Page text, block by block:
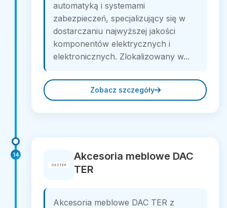
automatyką i systemami
zabezpieczeń, specjalizujący się w
dostarczaniu najwyższej jakości
komponentów elektrycznych i
elektronicznych. Zlokalizowany w...
Zobacz szczegóły
14
Akcesoria meblowe DAC
TER
Akcesoria meblowe DAC TER z